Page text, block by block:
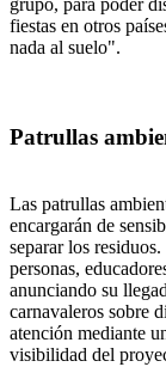
fiestas en otros
nada al suelo".
Patrullas
Las patrullas
encargarán de
separar los
personas,
anunciando su
carnavaleros sobre
atención mediante
visibilidad del